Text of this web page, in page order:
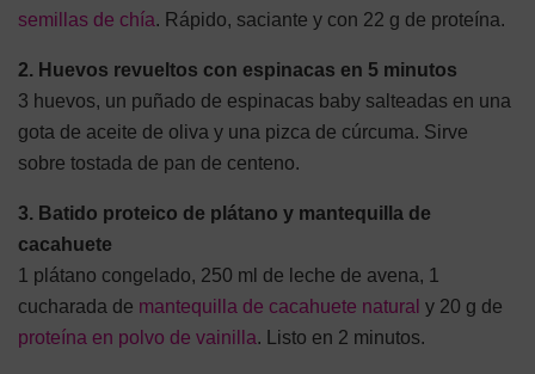
semillas de chía. Rápido, saciante y con 22 g de proteína.
2. Huevos revueltos con espinacas en 5 minutos
3 huevos, un puñado de espinacas baby salteadas en una
gota de aceite de oliva y una pizca de cúrcuma. Sirve
sobre tostada de pan de centeno.
3. Batido proteico de plátano y mantequilla de
cacahuete
1 plátano congelado, 250 ml de leche de avena, 1
cucharada de mantequilla de cacahuete natural y 20 g de
proteína en polvo de vainilla. Listo en 2 minutos.